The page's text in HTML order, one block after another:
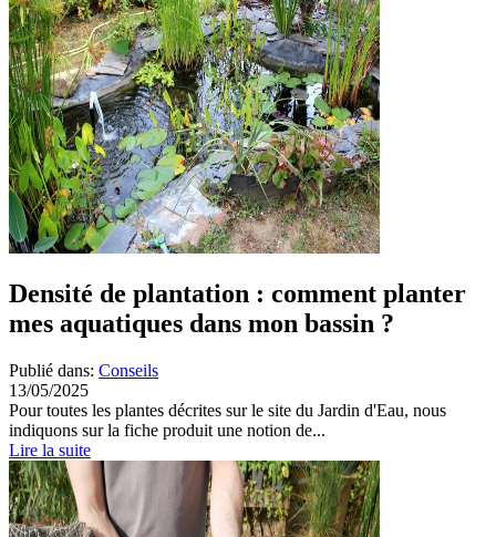
Densité de plantation : comment planter
mes aquatiques dans mon bassin ?
Publié dans: Conseils
13/05/2025
Pour toutes les plantes décrites sur le site du Jardin d'Eau, nous
indiquons sur la fiche produit une notion de...
Lire la suite